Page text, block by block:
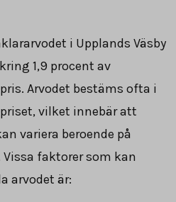
i Upplands Väsby
1,9 procent av
Arvodet bestäms ofta i
vilket innebär att
variera beroende på
faktorer som kan
arvodet är: